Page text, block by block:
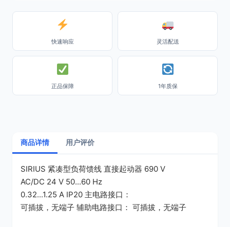
快速响应 灵活配送
正品保障 1年质保
商品详情 用户评价
SIRIUS 紧凑型负荷馈线 直接起动器 690 V
AC/DC 24 V 50...60 Hz
0.32...1.25 A IP20 主电路接口：
可插拔，无端子 辅助电路接口： 可插拔，无端子